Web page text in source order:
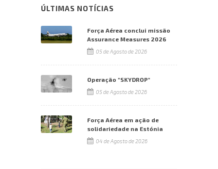
ÚLTIMAS NOTÍCIAS
Força Aérea conclui missão
Assurance Measures 2026
05 de Agosto de 2026
Operação "SKYDROP"
05 de Agosto de 2026
Força Aérea em ação de
solidariedade na Estónia
04 de Agosto de 2026